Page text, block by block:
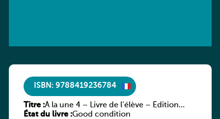
ISBN: 9788419236784
Titre :À la une 4 – Livre de l’élève – Édition
hybride
État du livre :Good condition